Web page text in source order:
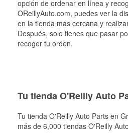
opción de ordenar en línea y
OReillyAuto.com, puedes ver la
en la tienda más cercana y
Después, solo tienes que pasar
recoger tu orden.
Tu tienda O'Reilly Auto
Tu tienda O'Reilly Auto Parts en
más de 6,000 tiendas O'Reilly